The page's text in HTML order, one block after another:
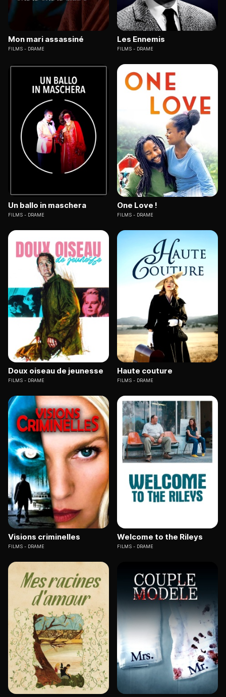
Mon mari assassiné
FILMS DRAME
Les Ennemis
FILMS DRAME
Un ballo in maschera
FILMS DRAME
One Love !
FILMS DRAME
Doux oiseau de jeunesse
FILMS DRAME
Haute couture
FILMS DRAME
Visions criminelles
FILMS DRAME
Welcome to the Rileys
FILMS DRAME